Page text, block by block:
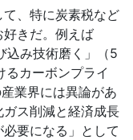
、特に炭素税など
きだ。例えば
込み技術磨く」（5
るカーボンプライ
業界には異論があ
ス削減と経済成長
要になる」として